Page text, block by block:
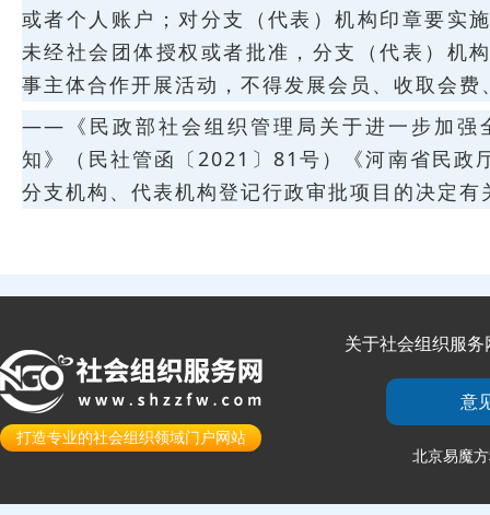
或者个人账户；对分支（代表）机构印章要实
未经社会团体授权或者批准，分支（代表）机
事主体合作开展活动，不得发展会员、收取会费
——《民政部社会组织管理局关于进一步加强
知》（民社管函〔2021〕81号）《河南省民政
分支机构、代表机构登记行政审批项目的决定
打造专业的社会组织领域门户网站
关于社会组织服务
意
北京易魔